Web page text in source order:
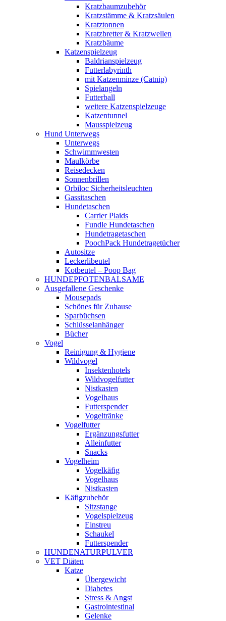
Kratzbaumzubehör
Kratzstämme & Kratzsäulen
Kratztonnen
Kratzbretter & Kratzwellen
Kratzbäume
Katzenspielzeug
Baldrianspielzeug
Futterlabyrinth
mit Katzenminze (Catnip)
Spielangeln
Futterball
weitere Katzenspielzeuge
Katzentunnel
Mausspielzeug
Hund Unterwegs
Unterwegs
Schwimmwesten
Maulkörbe
Reisedecken
Sonnenbrillen
Orbiloc Sicherheitsleuchten
Gassitaschen
Hundetaschen
Carrier Plaids
Fundle Hundetaschen
Hundetragetaschen
PoochPack Hundetragetücher
Autositze
Leckerlibeutel
Kotbeutel – Poop Bag
HUNDEPFOTENBALSAME
Ausgefallene Geschenke
Mousepads
Schönes für Zuhause
Sparbüchsen
Schlüsselanhänger
Bücher
Vogel
Reinigung & Hygiene
Wildvogel
Insektenhotels
Wildvogelfutter
Nistkasten
Vogelhaus
Futterspender
Vogeltränke
Vogelfutter
Ergänzungsfutter
Alleinfutter
Snacks
Vogelheim
Vogelkäfig
Vogelhaus
Nistkasten
Käfigzubehör
Sitzstange
Vogelspielzeug
Einstreu
Schaukel
Futterspender
HUNDENATURPULVER
VET Diäten
Katze
Übergewicht
Diabetes
Stress & Angst
Gastrointestinal
Gelenke